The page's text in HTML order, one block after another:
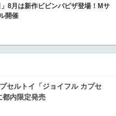
8月は新作ビビンバピザ登場！Mサ
開催
セルトイ「ジョイフル カプセ
都内限定発売